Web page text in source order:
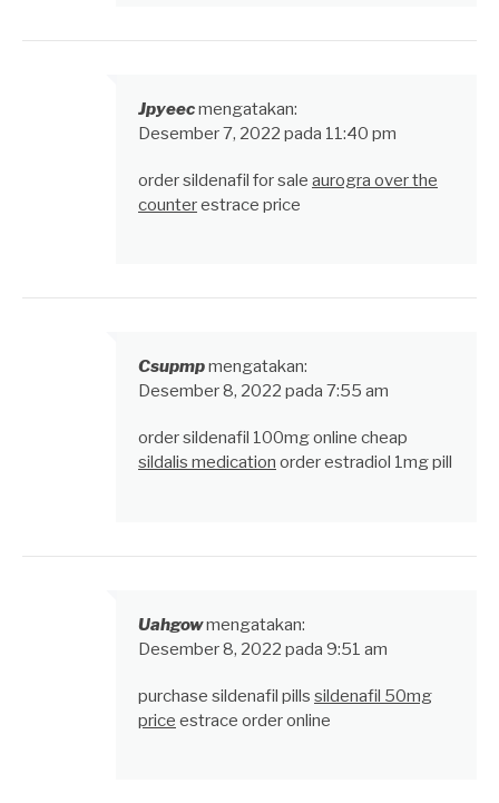
Jpyeecmengatakan:
Desember 7, 2022 pada 11:40 pm
order sildenafil for sale aurogra over the
counterestrace price
Csupmpmengatakan:
Desember 8, 2022 pada 7:55 am
order sildenafil 100mg online cheap
sildalis medication order estradiol 1mg pill
Uahgowmengatakan:
Desember 8, 2022 pada 9:51 am
purchase sildenafil pills sildenafil 50mg
price estrace order online